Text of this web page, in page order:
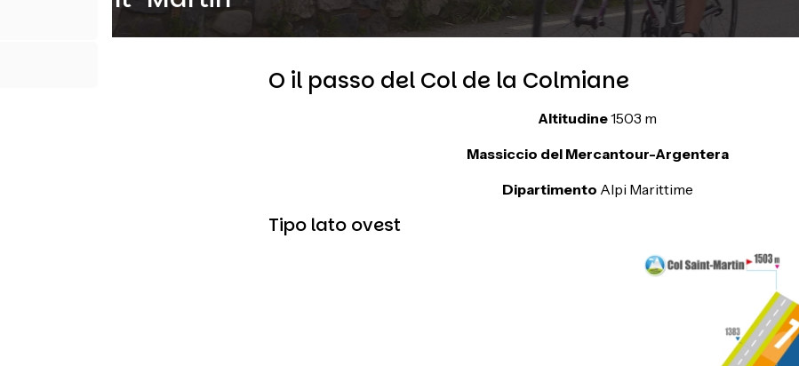
O il passo del Col de la Colmiane
Altitudine1503 m
Massiccio del Mercantour-Argentera
Dipartimento Alpi Marittime
Tipo lato ovest